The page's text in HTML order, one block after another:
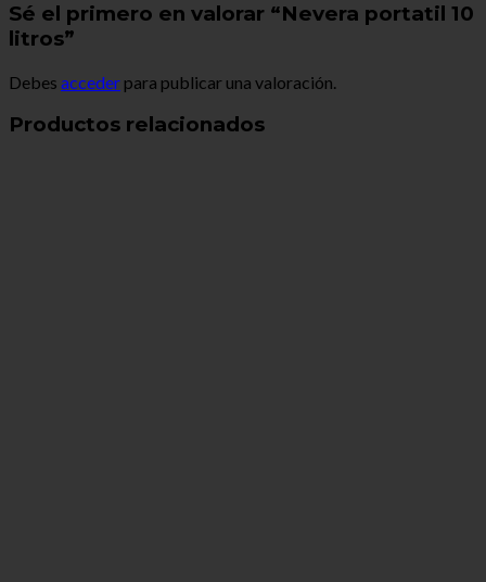
Sé el primero en valorar “Nevera portatil 10
litros”
Debes acceder para publicar una valoración.
Productos relacionados